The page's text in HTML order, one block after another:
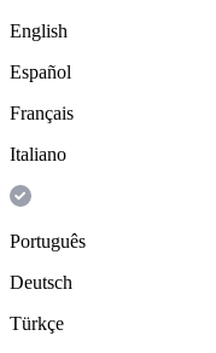
English
Español
Français
Italiano
Português
Deutsch
Türkçe